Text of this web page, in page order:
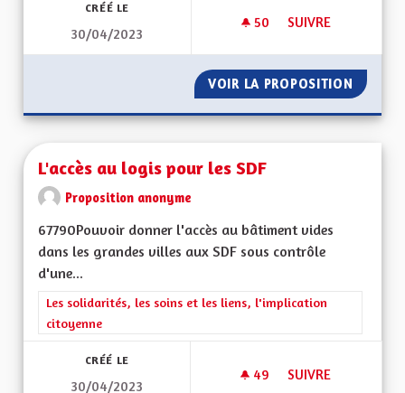
CRÉÉ LE
30/04/2023
50 50 ABONNÉS
SUIVRE
VOIR LA PROPOSITION
L'accès au logis pour les SDF
Proposition anonyme
67790Pouvoir donner l'accès au bâtiment vides
dans les grandes villes aux SDF sous contrôle
d'une...
Filtrer les résultats de la catégorie : Les solidarités, les soins
Les solidarités, les soins et les liens, l'implication
citoyenne
CRÉÉ LE
30/04/2023
49 49 ABONNÉS
SUIVRE